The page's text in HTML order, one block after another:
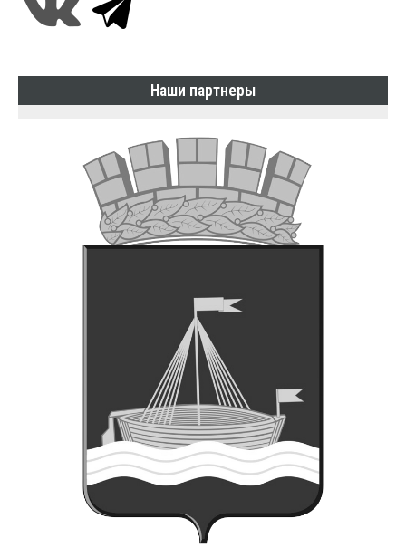
Наши партнеры